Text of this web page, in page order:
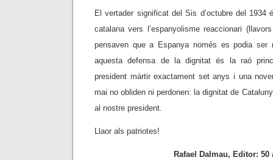
El vertader significat del Sis d’octubre del 1934
catalana vers l’espanyolisme reaccionari
pensaven que a Espanya només es podia ser
aquesta defensa de la dignitat és la raó
president màrtir exactament set anys i una
mai no obliden ni perdonen: la dignitat de
al nostre president.
Llaor als patriotes!
Rafael Dalmau, Editor: 50